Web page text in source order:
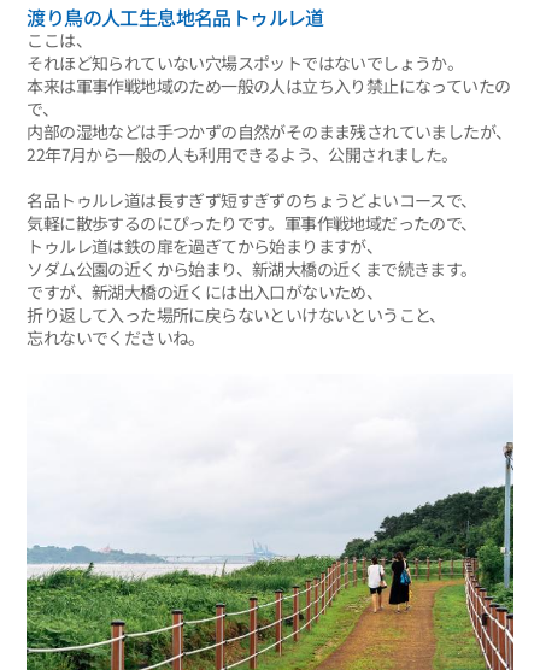
渡り鳥の人工生息地名品トゥルレ道
ここは、
それほど知られていない穴場スポットではないでしょうか。
本来は軍事作戦地域のため一般の人は立ち入り禁止になっていたの
で、
内部の湿地などは手つかずの自然がそのまま残されていましたが、
22年7月から一般の人も利用できるよう、公開されました。
名品トゥルレ道は長すぎず短すぎずのちょうどよいコースで、
気軽に散歩するのにぴったりです。軍事作戦地域だったので、
トゥルレ道は鉄の扉を過ぎてから始まりますが、
ソダム公園の近くから始まり、新湖大橋の近くまで続きます。
ですが、新湖大橋の近くには出入口がないため、
折り返して入った場所に戻らないといけないということ、
忘れないでくださいね。